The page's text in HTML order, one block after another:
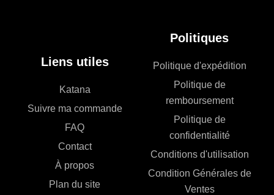
Liens utiles
Katana
Suivre ma commande
FAQ
Contact
À propos
Plan du site
Politiques
Politique d'expédition
Politique de
remboursement
Politique de
confidentialité
Conditions d'utilisation
Condition Générales de
Ventes